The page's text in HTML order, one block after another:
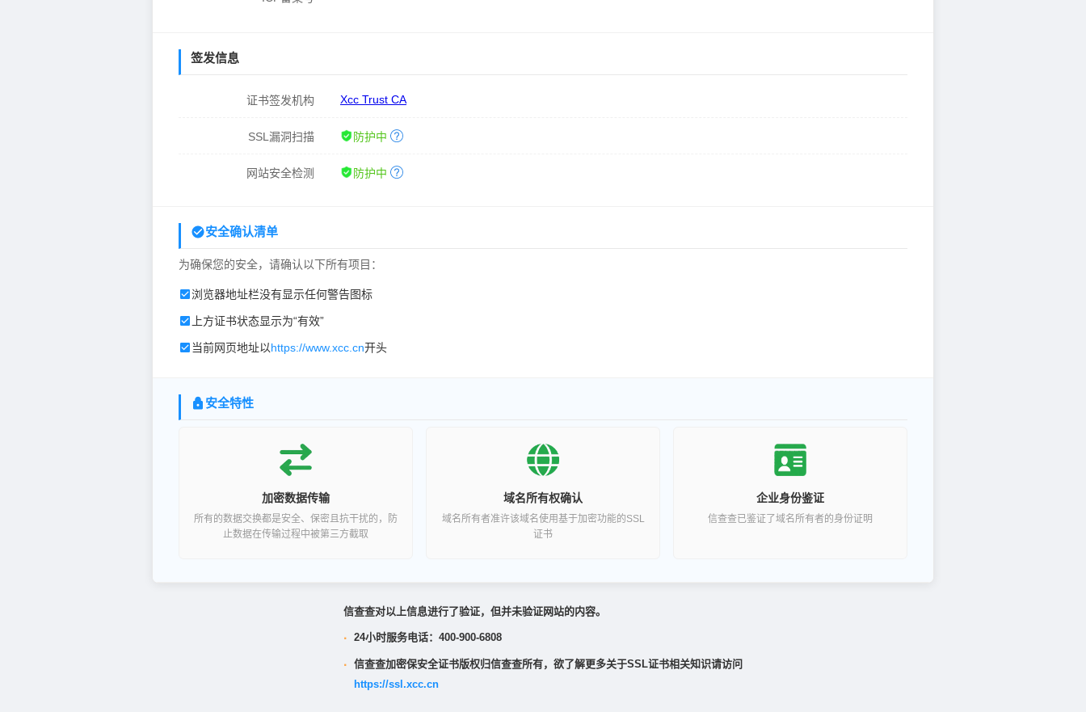
签发信息
证书签发机构 Xcc Trust CA
SSL漏洞扫描 防护中
网站安全检测 防护中
安全确认清单
为确保您的安全，请确认以下所有项目：
浏览器地址栏没有显示任何警告图标
上方证书状态显示为“有效”
当前网页地址以https://www.xcc.cn开头
安全特性
加密数据传输
所有的数据交换都是安全、保密且抗干扰的，防
止数据在传输过程中被第三方截取
域名所有权确认
域名所有者准许该域名使用基于加密功能的SSL
证书
企业身份鉴证
信查查已鉴证了域名所有者的身份证明
信查查对以上信息进行了验证，但并未验证网站的内容。
· 24小时服务电话：400-900-6808
· 信查查加密保安全证书版权归信查查所有，欲了解更多关于SSL证书相关知识请访问
https://ssl.xcc.cn